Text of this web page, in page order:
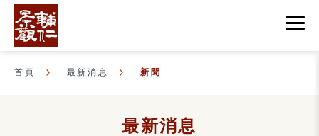
首頁 最新消息 新聞
最新消息